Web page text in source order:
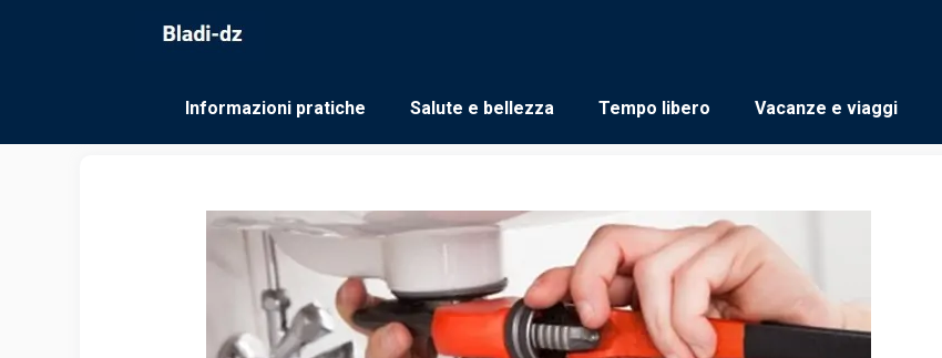
Informazioni pratiche Salute e bellezza Tempo libero Vacanze e viaggi